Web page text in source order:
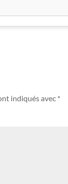
indiqués avec *